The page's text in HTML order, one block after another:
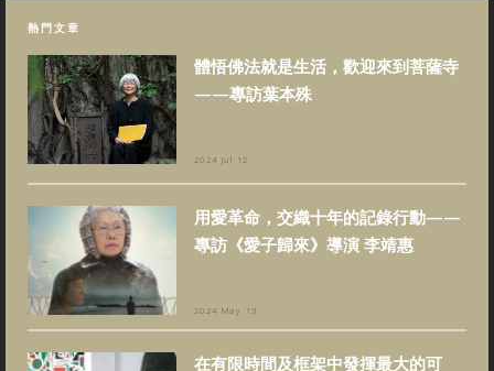
熱門文章
體悟佛法就是生活，歡迎來到菩薩寺
——專訪葉本殊
2024 Jul 12
用愛革命，交織十年的記錄行動——
專訪《愛子歸來》導演 李靖惠
2024 May 13
在有限時間及框架中發揮最大的可